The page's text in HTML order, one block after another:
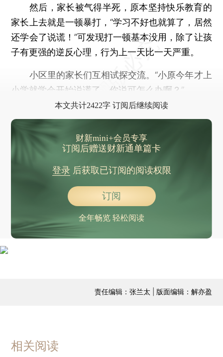
然后，家长被气得半死，原本坚持快乐教育的
家长上去就是一顿暴打，“学习不好也就算了，居然
还学会了说谎！”可发现打一顿基本没用，除了让孩
子有更强的逆反心理，行为上一天比一天严重。
小区里的家长们互相试探交流。“小原今年才上
小学就学会开始说谎了，你说可怎么办啊？”
本文共计2422字 订阅后继续阅读
财新mini+会员专享
订阅后赠送财新通单篇卡
登录后获取已订阅的阅读权限
订阅
全年畅览 轻松阅读
责任编辑：张兰太 | 版面编辑：解亦盈
相关阅读